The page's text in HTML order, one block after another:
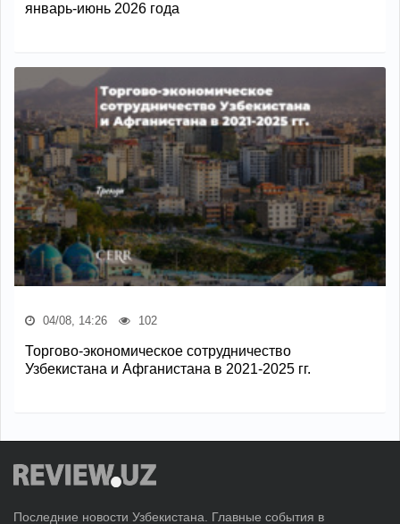
январь-июнь 2026 года
04/08, 14:26 102
Торгово-экономическое сотрудничество
Узбекистана и Афганистана в 2021-2025 гг.
Последние новости Узбекистана. Главные события в